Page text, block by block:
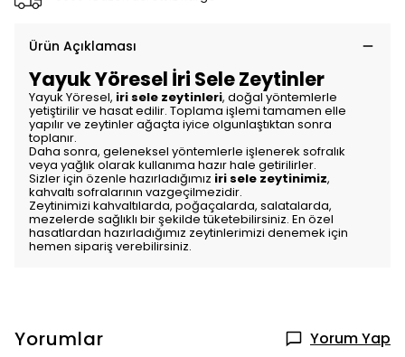
Ürün Açıklaması
Yayuk Yöresel İri Sele Zeytinler
Yayuk Yöresel, iri sele zeytinleri, doğal yöntemlerle
yetiştirilir ve hasat edilir. Toplama işlemi tamamen elle
yapılır ve zeytinler ağaçta iyice olgunlaştıktan sonra
toplanır.
Daha sonra, geleneksel yöntemlerle işlenerek sofralık
veya yağlık olarak kullanıma hazır hale getirilirler.
Sizler için özenle hazırladığımız iri sele zeytinimiz,
kahvaltı sofralarının vazgeçilmezidir.
Zeytinimizi kahvaltılarda, poğaçalarda, salatalarda,
mezelerde sağlıklı bir şekilde tüketebilirsiniz. En özel
hasatlardan hazırladığımız zeytinlerimizi denemek için
hemen sipariş verebilirsiniz.
Yorumlar Yorum Yap